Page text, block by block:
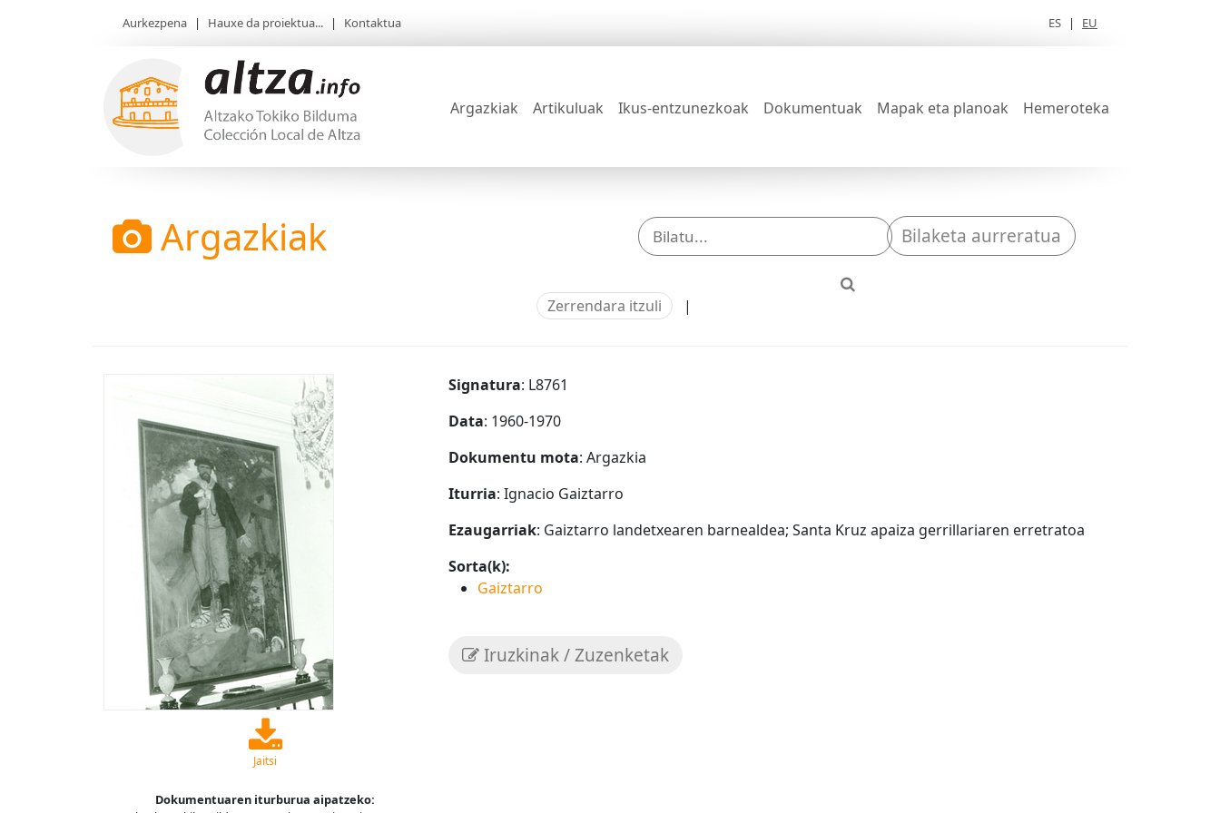
Aurkezpena | Hauxe da proiektua... | Kontaktua ES | EU
Argazkiak Artikuluak Ikus-entzunezkoak Dokumentuak Mapak eta planoak Hemeroteka
Argazkiak Bilaketa aurreratua
Zerrendara itzuli |
Jaitsi
Dokumentuaren iturburua aipatzeko:
Signatura: L8761
Data: 1960-1970
Dokumentu mota: Argazkia
Iturria: Ignacio Gaiztarro
Ezaugarriak: Gaiztarro landetxearen barnealdea; Santa Kruz apaiza gerrillariaren erretratoa
Sorta(k):
Gaiztarro
Iruzkinak / Zuzenketak